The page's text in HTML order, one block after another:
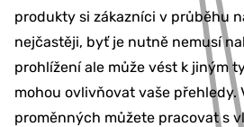
produkty si zákazníci v průběhu
nejčastěji, byť je nutně nemusí
prohlížení ale může vést k jiným
mohou ovlivňovat vaše přehledy.
proměnných můžete pracovat s